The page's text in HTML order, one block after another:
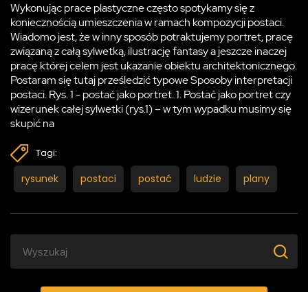
Wykonując prace plastyczne często spotykamy się z
koniecznością umieszczenia w ramach kompozycji postaci.
Wiadomo jest, że w inny sposób potraktujemy portret, pracę
związaną z całą sylwetką, ilustrację fantasy a jeszcze inaczej
pracę której celem jest ukazanie obiektu architektonicznego.
Postaram się tutaj prześledzić typowe Sposoby interpretacji
postaci. Rys. 1 - postać jako portret. 1. Postać jako portret czy
wizerunek całej sylwetki (rys.1) – w tym wypadku musimy się
skupić na
Tagi:
rysunek postaci postać ludzie plany